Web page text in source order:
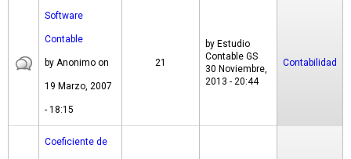
Software
Contable
by Anonimo on
19 Marzo, 2007
- 18:15
21
by Estudio
Contable GS
30 Noviembre,
2013 - 20:44
Contabilidad
Coeficiente de